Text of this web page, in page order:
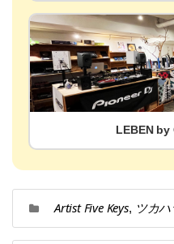
LEBEN by
Artist Five Keys, ツカハ